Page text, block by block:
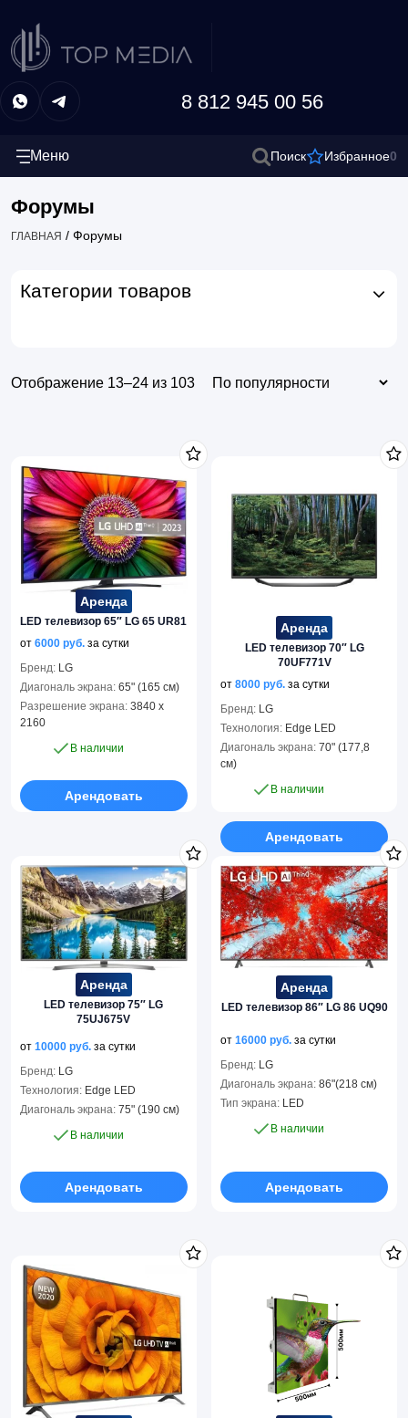
8 812 945 00 56
Меню Поиск Избранное0
Форумы
ГЛАВНАЯ / Форумы
Категории товаров
Отображение 13–24 из 103
Аренда
LED телевизор 65″ LG 65 UR81
от 6000 руб. за сутки
Бренд: LG
Диагональ экрана: 65" (165 см)
Разрешение экрана: 3840 x
2160
В наличии
Арендовать
Аренда
LED телевизор 70″ LG
70UF771V
от8000руб. за сутки
Бренд: LG
Технология: Edge LED
Диагональ экрана: 70" (177,8
см)
В наличии
Арендовать
Аренда
LED телевизор 75″ LG
75UJ675V
от 10000 руб. за сутки
Бренд: LG
Технология: Edge LED
Диагональ экрана: 75" (190 см)
В наличии
Арендовать
Аренда
LED телевизор 86″ LG 86 UQ90
от16000руб. за сутки
Бренд: LG
Диагональ экрана: 86"(218 см)
Тип экрана: LED
В наличии
Арендовать